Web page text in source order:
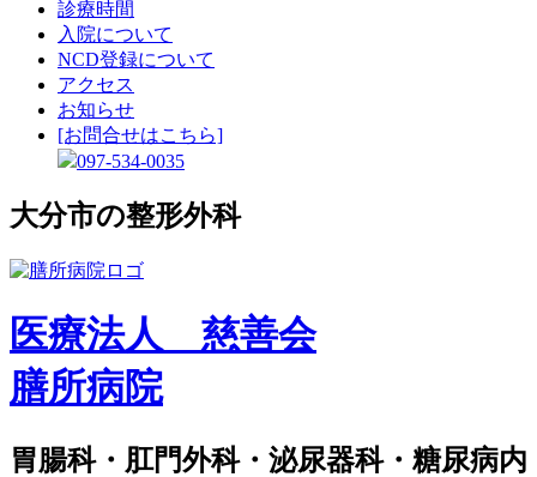
診療時間
入院について
NCD登録について
アクセス
お知らせ
[お問合せはこちら]
097-534-0035
⼤分市の整形外科
医療法人 慈善会
膳所病院
胃腸科・肛門外科・泌尿器科・糖尿病内